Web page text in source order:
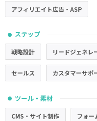
アフィリエイト広告・ASP
● ステップ
戦略設計 リードジェネレ
セールス カスタマーサポ
● ツール・素材
CMS・サイト制作 フォー